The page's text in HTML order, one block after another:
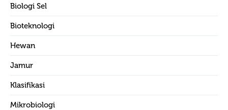
Biologi Sel
Bioteknologi
Hewan
Jamur
Klasifikasi
Mikrobiologi